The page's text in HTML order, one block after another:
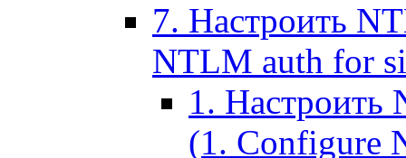
7. Настроить
NTLM auth for
1. Настроить
(1. Configure